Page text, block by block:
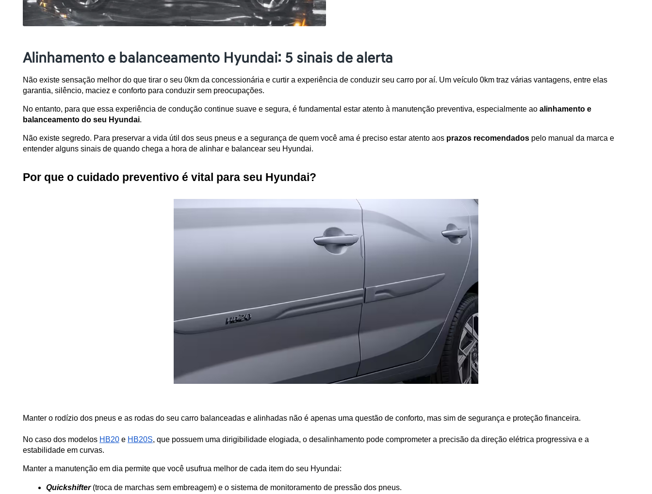
Alinhamento e balanceamento Hyundai: 5 sinais de alerta
Não existe sensação melhor do que tirar o seu 0km da concessionária e curtir a experiência de conduzir seu carro por aí. Um veículo 0km traz várias vantagens, entre elas
garantia, silêncio, maciez e conforto para conduzir sem preocupações.
No entanto, para que essa experiência de condução continue suave e segura, é fundamental estar atento à manutenção preventiva, especialmente ao alinhamento e
balanceamento do seu Hyundai.
Não existe segredo. Para preservar a vida útil dos seus pneus e a segurança de quem você ama é preciso estar atento aos prazos recomendados pelo manual da marca e
entender alguns sinais de quando chega a hora de alinhar e balancear seu Hyundai.
Por que o cuidado preventivo é vital para seu Hyundai?
Manter o rodízio dos pneus e as rodas do seu carro balanceadas e alinhadas não é apenas uma questão de conforto, mas sim de segurança e proteção financeira.
No caso dos modelos HB20 e HB20S, que possuem uma dirigibilidade elogiada, o desalinhamento pode comprometer a precisão da direção elétrica progressiva e a
estabilidade em curvas.
Manter a manutenção em dia permite que você usufrua melhor de cada item do seu Hyundai:
Quickshifter (troca de marchas sem embreagem) e o sistema de monitoramento de pressão dos pneus.